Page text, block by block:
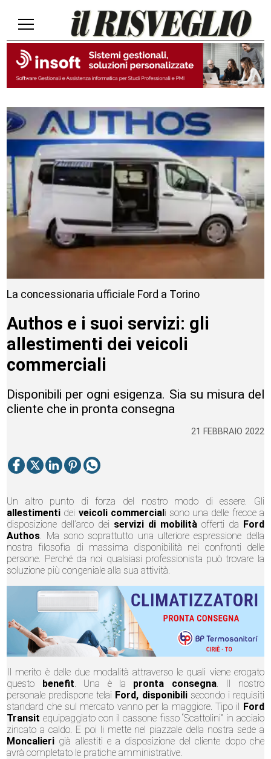
21 FEBBRAIO 2022
La concessionaria ufficiale Ford a Torino
Authos e i suoi servizi: gli
allestimenti dei veicoli
commerciali
Disponibili per ogni esigenza. Sia su misura del
cliente che in pronta consegna
Un altro punto di forza del nostro modo di essere. Gli
allestimenti dei veicoli commerciali sono una delle frecce a
disposizione dell’arco dei servizi di mobilitàofferti da Ford
Authos. Ma sono soprattutto una ulteriore espressione della
nostra filosofia di massima disponibilità nei confronti delle
persone. Perché da noi qualsiasi professionista può trovare la
soluzione più congeniale alla sua attività.
Il merito è delle due modalità attraverso le quali viene erogato
questo benefit. Una è la pronta consegna. Il nostro
personale predispone telai Ford, disponibilisecondo i requisiti
standard che sul mercato vanno per la maggiore. Tipo il Ford
Transit equipaggiato con il cassone fisso “Scattolini” in acciaio
zincato a caldo. E poi li mette nel piazzale della nostra sede a
Moncalieri già allestiti e a disposizione del cliente dopo che
avrà completato le pratiche amministrative.